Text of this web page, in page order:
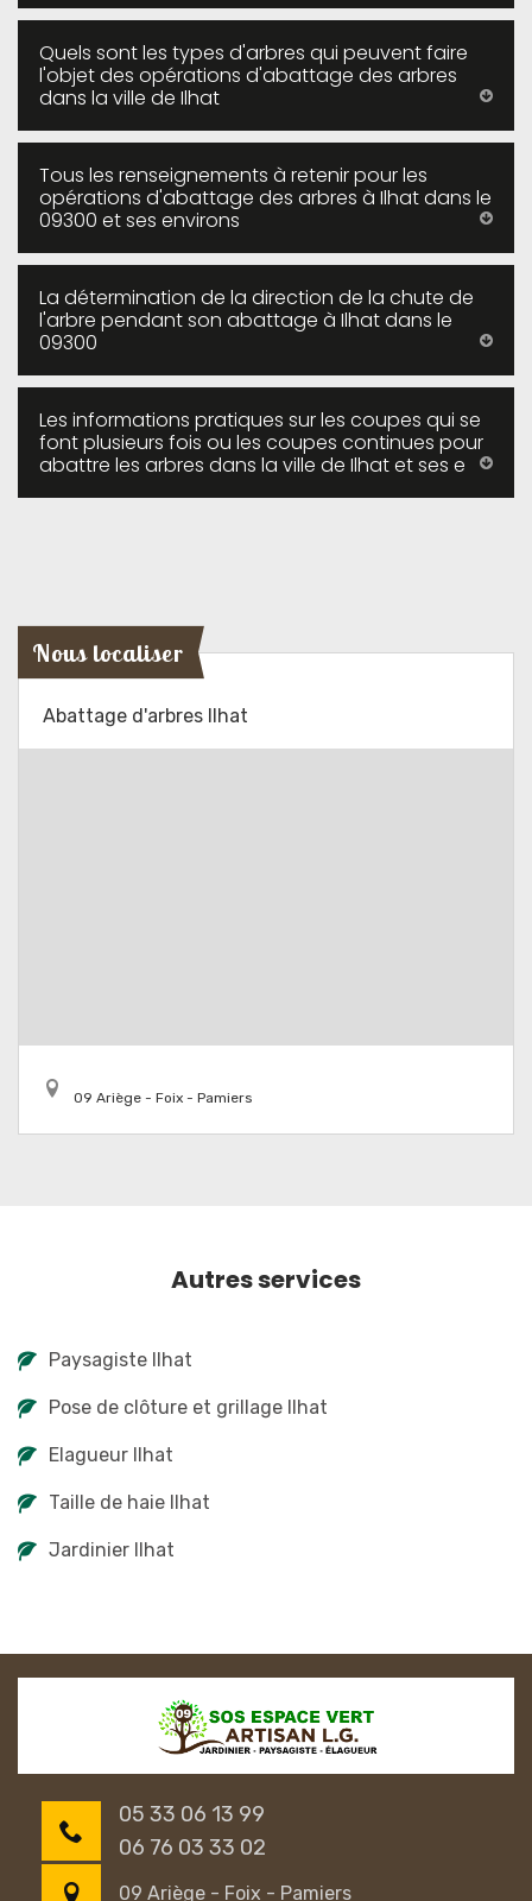
Quels sont les types d'arbres qui peuvent faire
l'objet des opérations d'abattage des arbres
dans la ville de Ilhat
Tous les renseignements à retenir pour les
opérations d'abattage des arbres à Ilhat dans le
09300 et ses environs
La détermination de la direction de la chute de
l'arbre pendant son abattage à Ilhat dans le
09300
Les informations pratiques sur les coupes qui se
font plusieurs fois ou les coupes continues pour
abattre les arbres dans la ville de Ilhat et ses e
Nous localiser
Abattage d'arbres Ilhat
09 Ariège - Foix - Pamiers
Autres services
Paysagiste Ilhat
Pose de clôture et grillage Ilhat
Elagueur Ilhat
Taille de haie Ilhat
Jardinier Ilhat
05 33 06 13 99
06 76 03 33 02
09 Ariège - Foix - Pamiers